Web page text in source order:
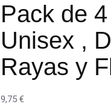
Pack de
Unisex ,
Rayas y
9,75 €